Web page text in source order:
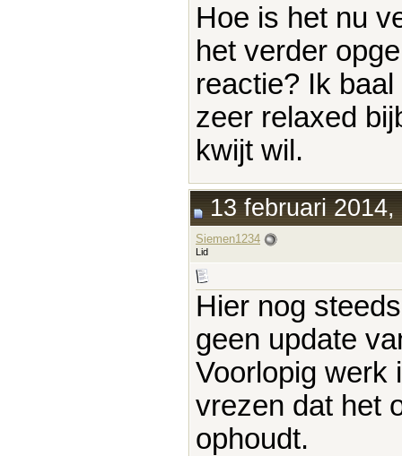
Hoe is het nu
het verder
reactie? Ik
zeer relaxed
kwijt wil.
13 februari 2014,
Siemen1234
Lid
Hier nog
geen update
Voorlopig werk
vrezen dat het
ophoudt.